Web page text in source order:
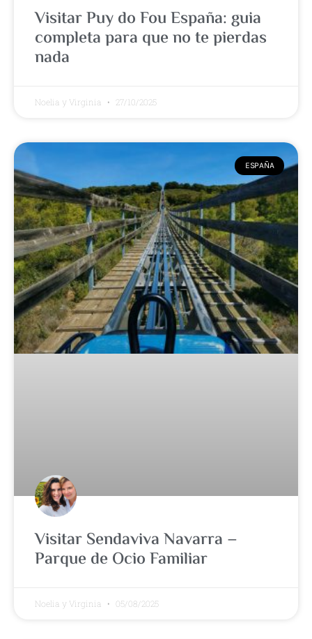
Visitar Puy do Fou España: guia
completa para que no te pierdas
nada
Noelia y Virginia 27/10/2025
ESPAÑA
Visitar Sendaviva Navarra –
Parque de Ocio Familiar
Noelia y Virginia 05/08/2025